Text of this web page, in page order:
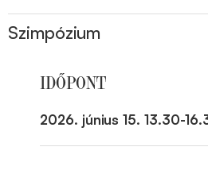
Szimpózium
IDŐPONT
2026. június 15. 13.30-